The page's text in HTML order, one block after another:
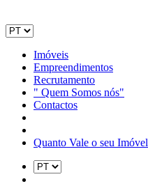
Imóveis
Empreendimentos
Recrutamento
" Quem Somos nós"
Contactos
Quanto Vale o seu Imóvel